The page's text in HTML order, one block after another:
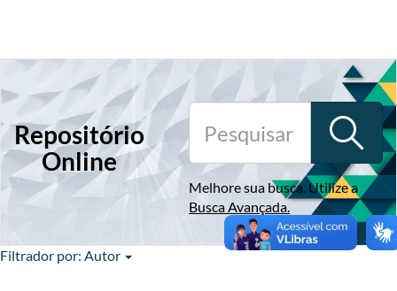
Repositório
Online
Melhore sua busca. Utilize a
Busca Avançada.
Filtrador por: Autor